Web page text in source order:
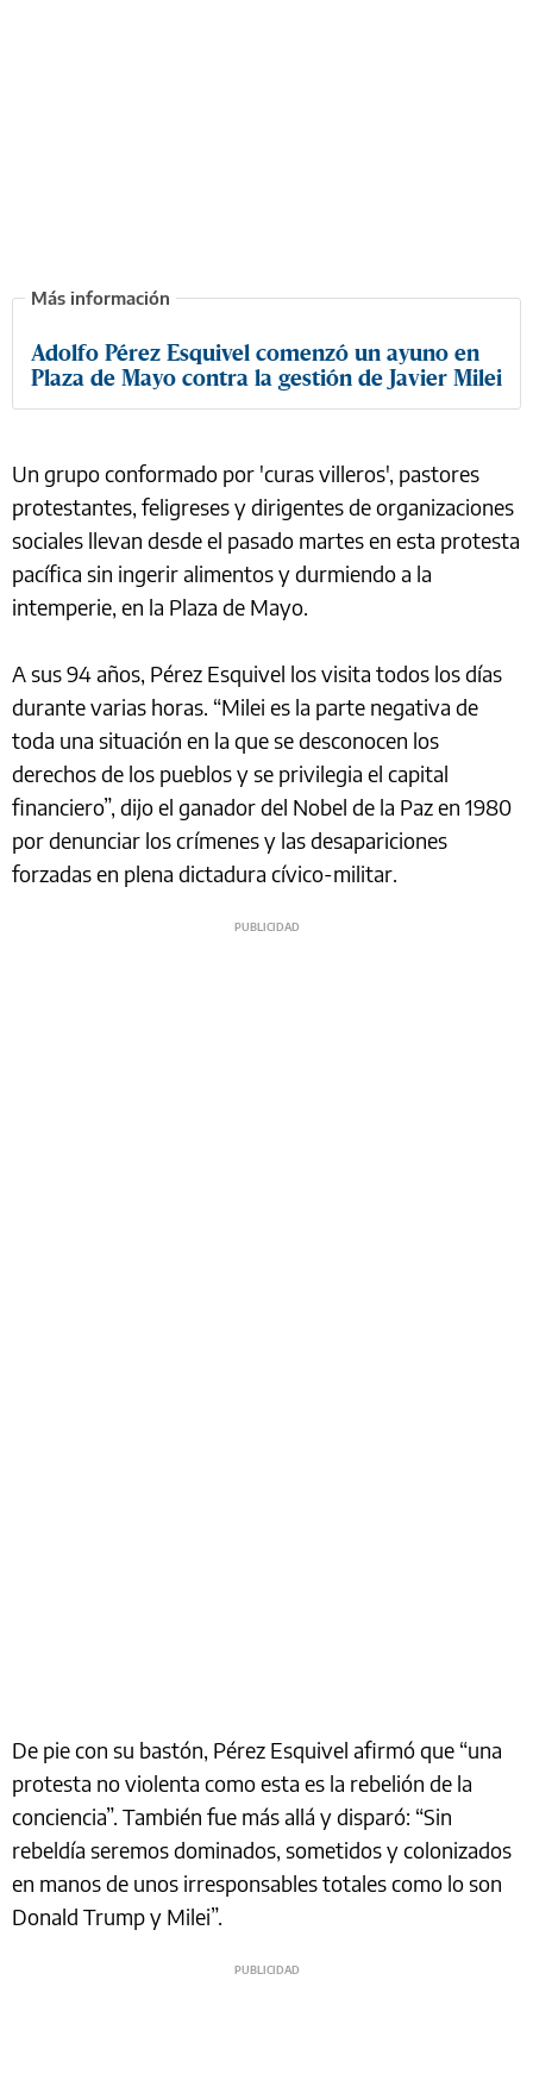
Adolfo Pérez Esquivel comenzó un ayuno en
Plaza de Mayo contra la gestión de Javier Milei
Un grupo conformado por 'curas villeros', pastores
protestantes, feligreses y dirigentes de organizaciones
sociales llevan desde el pasado martes en esta protesta
pacífica sin ingerir alimentos y durmiendo a la
intemperie, en la Plaza de Mayo.
A sus 94 años, Pérez Esquivel los visita todos los días
durante varias horas. “Milei es la parte negativa de
toda una situación en la que se desconocen los
derechos de los pueblos y se privilegia el capital
financiero”, dijo el ganador del Nobel de la Paz en 1980
por denunciar los crímenes y las desapariciones
forzadas en plena dictadura cívico-militar.
De pie con su bastón, Pérez Esquivel afirmó que “una
protesta no violenta como esta es la rebelión de la
conciencia”. También fue más allá y disparó: “Sin
rebeldía seremos dominados, sometidos y colonizados
en manos de unos irresponsables totales como lo son
Donald Trump y Milei”.